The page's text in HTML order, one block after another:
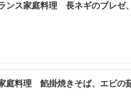
ス家庭料理 長ネギのブレゼ
料理 餡掛焼きそば、エビの